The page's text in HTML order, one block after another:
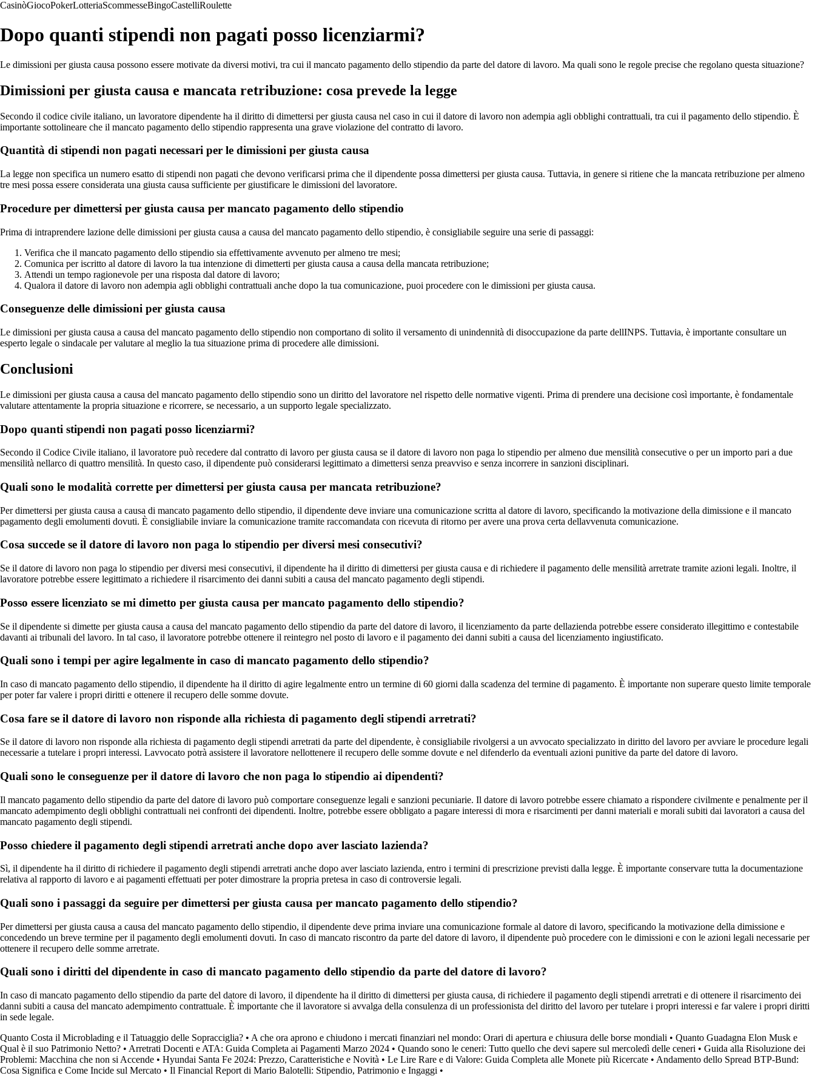
CasinòGiocoPokerLotteriaScommesseBingoCastelliRoulette
Dopo quanti stipendi non pagati posso licenziarmi?
Le dimissioni per giusta causa possono essere motivate da diversi motivi, tra cui il mancato pagamento dello stipendio da parte del datore di lavoro. Ma quali sono le regole precise che regolano questa situazione?
Dimissioni per giusta causa e mancata retribuzione: cosa prevede la legge
Secondo il codice civile italiano, un lavoratore dipendente ha il diritto di dimettersi per giusta causa nel caso in cui il datore di lavoro non adempia agli obblighi contrattuali, tra cui il pagamento dello stipendio. È
importante sottolineare che il mancato pagamento dello stipendio rappresenta una grave violazione del contratto di lavoro.
Quantità di stipendi non pagati necessari per le dimissioni per giusta causa
La legge non specifica un numero esatto di stipendi non pagati che devono verificarsi prima che il dipendente possa dimettersi per giusta causa. Tuttavia, in genere si ritiene che la mancata retribuzione per almeno
tre mesi possa essere considerata una giusta causa sufficiente per giustificare le dimissioni del lavoratore.
Procedure per dimettersi per giusta causa per mancato pagamento dello stipendio
Prima di intraprendere lazione delle dimissioni per giusta causa a causa del mancato pagamento dello stipendio, è consigliabile seguire una serie di passaggi:
Verifica che il mancato pagamento dello stipendio sia effettivamente avvenuto per almeno tre mesi;
Comunica per iscritto al datore di lavoro la tua intenzione di dimetterti per giusta causa a causa della mancata retribuzione;
Attendi un tempo ragionevole per una risposta dal datore di lavoro;
Qualora il datore di lavoro non adempia agli obblighi contrattuali anche dopo la tua comunicazione, puoi procedere con le dimissioni per giusta causa.
Conseguenze delle dimissioni per giusta causa
Le dimissioni per giusta causa a causa del mancato pagamento dello stipendio non comportano di solito il versamento di unindennità di disoccupazione da parte dellINPS. Tuttavia, è importante consultare un
esperto legale o sindacale per valutare al meglio la tua situazione prima di procedere alle dimissioni.
Conclusioni
Le dimissioni per giusta causa a causa del mancato pagamento dello stipendio sono un diritto del lavoratore nel rispetto delle normative vigenti. Prima di prendere una decisione così importante, è fondamentale
valutare attentamente la propria situazione e ricorrere, se necessario, a un supporto legale specializzato.
Dopo quanti stipendi non pagati posso licenziarmi?
Secondo il Codice Civile italiano, il lavoratore può recedere dal contratto di lavoro per giusta causa se il datore di lavoro non paga lo stipendio per almeno due mensilità consecutive o per un importo pari a due
mensilità nellarco di quattro mensilità. In questo caso, il dipendente può considerarsi legittimato a dimettersi senza preavviso e senza incorrere in sanzioni disciplinari.
Quali sono le modalità corrette per dimettersi per giusta causa per mancata retribuzione?
Per dimettersi per giusta causa a causa di mancato pagamento dello stipendio, il dipendente deve inviare una comunicazione scritta al datore di lavoro, specificando la motivazione della dimissione e il mancato
pagamento degli emolumenti dovuti. È consigliabile inviare la comunicazione tramite raccomandata con ricevuta di ritorno per avere una prova certa dellavvenuta comunicazione.
Cosa succede se il datore di lavoro non paga lo stipendio per diversi mesi consecutivi?
Se il datore di lavoro non paga lo stipendio per diversi mesi consecutivi, il dipendente ha il diritto di dimettersi per giusta causa e di richiedere il pagamento delle mensilità arretrate tramite azioni legali. Inoltre, il
lavoratore potrebbe essere legittimato a richiedere il risarcimento dei danni subiti a causa del mancato pagamento degli stipendi.
Posso essere licenziato se mi dimetto per giusta causa per mancato pagamento dello stipendio?
Se il dipendente si dimette per giusta causa a causa del mancato pagamento dello stipendio da parte del datore di lavoro, il licenziamento da parte dellazienda potrebbe essere considerato illegittimo e contestabile
davanti ai tribunali del lavoro. In tal caso, il lavoratore potrebbe ottenere il reintegro nel posto di lavoro e il pagamento dei danni subiti a causa del licenziamento ingiustificato.
Quali sono i tempi per agire legalmente in caso di mancato pagamento dello stipendio?
In caso di mancato pagamento dello stipendio, il dipendente ha il diritto di agire legalmente entro un termine di 60 giorni dalla scadenza del termine di pagamento. È importante non superare questo limite temporale
per poter far valere i propri diritti e ottenere il recupero delle somme dovute.
Cosa fare se il datore di lavoro non risponde alla richiesta di pagamento degli stipendi arretrati?
Se il datore di lavoro non risponde alla richiesta di pagamento degli stipendi arretrati da parte del dipendente, è consigliabile rivolgersi a un avvocato specializzato in diritto del lavoro per avviare le procedure legali
necessarie a tutelare i propri interessi. Lavvocato potrà assistere il lavoratore nellottenere il recupero delle somme dovute e nel difenderlo da eventuali azioni punitive da parte del datore di lavoro.
Quali sono le conseguenze per il datore di lavoro che non paga lo stipendio ai dipendenti?
Il mancato pagamento dello stipendio da parte del datore di lavoro può comportare conseguenze legali e sanzioni pecuniarie. Il datore di lavoro potrebbe essere chiamato a rispondere civilmente e penalmente per il
mancato adempimento degli obblighi contrattuali nei confronti dei dipendenti. Inoltre, potrebbe essere obbligato a pagare interessi di mora e risarcimenti per danni materiali e morali subiti dai lavoratori a causa del
mancato pagamento degli stipendi.
Posso chiedere il pagamento degli stipendi arretrati anche dopo aver lasciato lazienda?
Sì, il dipendente ha il diritto di richiedere il pagamento degli stipendi arretrati anche dopo aver lasciato lazienda, entro i termini di prescrizione previsti dalla legge. È importante conservare tutta la documentazione
relativa al rapporto di lavoro e ai pagamenti effettuati per poter dimostrare la propria pretesa in caso di controversie legali.
Quali sono i passaggi da seguire per dimettersi per giusta causa per mancato pagamento dello stipendio?
Per dimettersi per giusta causa a causa del mancato pagamento dello stipendio, il dipendente deve prima inviare una comunicazione formale al datore di lavoro, specificando la motivazione della dimissione e
concedendo un breve termine per il pagamento degli emolumenti dovuti. In caso di mancato riscontro da parte del datore di lavoro, il dipendente può procedere con le dimissioni e con le azioni legali necessarie per
ottenere il recupero delle somme arretrate.
Quali sono i diritti del dipendente in caso di mancato pagamento dello stipendio da parte del datore di lavoro?
In caso di mancato pagamento dello stipendio da parte del datore di lavoro, il dipendente ha il diritto di dimettersi per giusta causa, di richiedere il pagamento degli stipendi arretrati e di ottenere il risarcimento dei
danni subiti a causa del mancato adempimento contrattuale. È importante che il lavoratore si avvalga della consulenza di un professionista del diritto del lavoro per tutelare i propri interessi e far valere i propri diritti
in sede legale.
Quanto Costa il Microblading e il Tatuaggio delle Sopracciglia? • A che ora aprono e chiudono i mercati finanziari nel mondo: Orari di apertura e chiusura delle borse mondiali • Quanto Guadagna Elon Musk e
Qual è il suo Patrimonio Netto? • Arretrati Docenti e ATA: Guida Completa ai Pagamenti Marzo 2024 • Quando sono le ceneri: Tutto quello che devi sapere sul mercoledì delle ceneri • Guida alla Risoluzione dei
Problemi: Macchina che non si Accende • Hyundai Santa Fe 2024: Prezzo, Caratteristiche e Novità • Le Lire Rare e di Valore: Guida Completa alle Monete più Ricercate • Andamento dello Spread BTP-Bund:
Cosa Significa e Come Incide sul Mercato • Il Financial Report di Mario Balotelli: Stipendio, Patrimonio e Ingaggi •